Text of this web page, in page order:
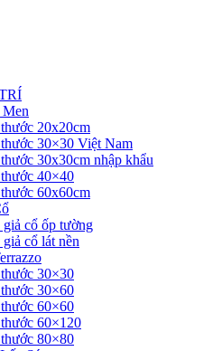
20x20cm
30×30 Việt Nam
30x30cm nhập khẩu
40×40
60x60cm
giả cổ ốp tường
giả cổ lát nền
30×30
30×60
60×60
60×120
80×80